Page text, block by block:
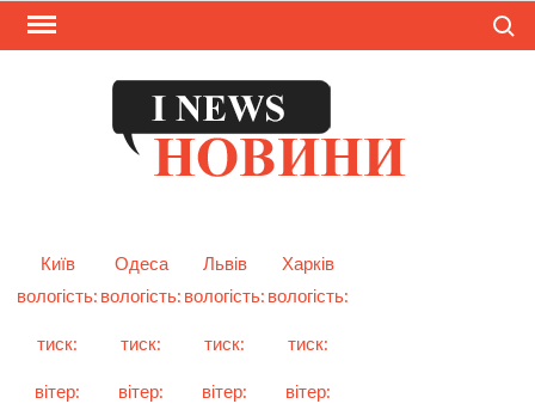
Skip
Київ
Одеса Львів
Харків
вологість:
тиск:
вітер:
вологість:
тиск:
вітер:
вологість:
тиск:
вітер:
вологість:
тиск:
вітер: